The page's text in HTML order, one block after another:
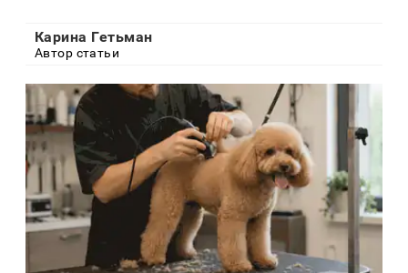
Карина Гетьман
Автор статьи